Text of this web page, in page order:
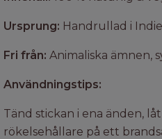
Ursprung: Handrullad i
Fri från: Animaliska ämnen,
Användningstips:
Tänd stickan i ena änden,
rökelsehållare på ett